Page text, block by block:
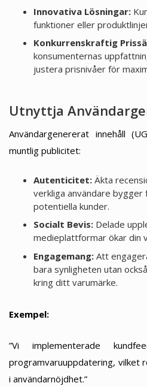
Innovativa Lösningar:
funktioner eller
Konkurrenskraftig
konsumenternas
justera prisnivåer för
Utnyttja
Användargenererat innehåll
muntlig publicitet:
Autenticitet:Äkta
verkliga användare
potentiella kunder.
Socialt Bevis:Delade
medieplattformar ökar din
Engagemang:Att
bara synligheten utan
kring ditt varumärke.
Exempel:
”Vi implementerade
programvaruuppdatering, vilket
i användarnöjdhet.”